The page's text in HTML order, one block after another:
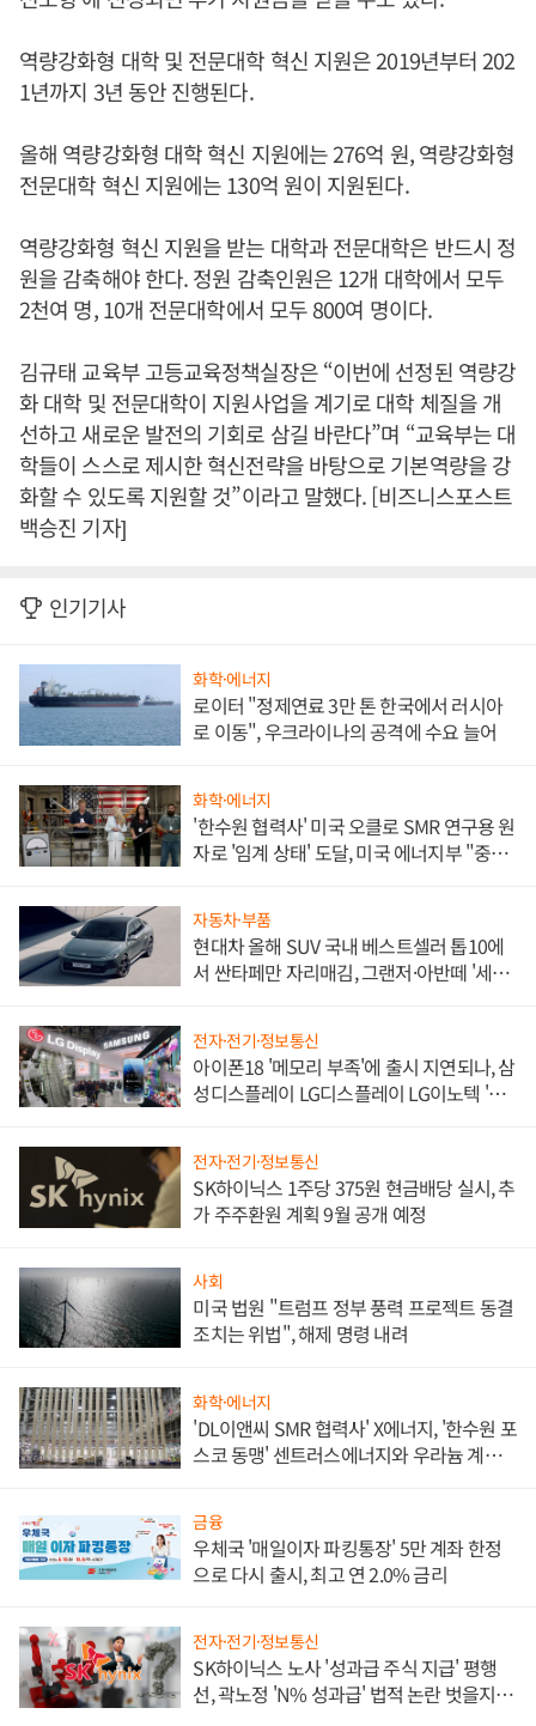
역량강화형 대학 및 전문대학 혁신 지원은 2019년부터 202
1년까지 3년 동안 진행된다.
올해 역량강화형 대학 혁신 지원에는 276억 원, 역량강화형
전문대학 혁신 지원에는 130억 원이 지원된다.
역량강화형 혁신 지원을 받는 대학과 전문대학은 반드시 정
원을 감축해야 한다. 정원 감축인원은 12개 대학에서 모두
2천여 명, 10개 전문대학에서 모두 800여 명이다.
김규태 교육부 고등교육정책실장은 “이번에 선정된 역량강
화 대학 및 전문대학이 지원사업을 계기로 대학 체질을 개
선하고 새로운 발전의 기회로 삼길 바란다”며 “교육부는 대
학들이 스스로 제시한 혁신전략을 바탕으로 기본역량을 강
화할 수 있도록 지원할 것”이라고 말했다. [비즈니스포스트
백승진 기자]
인기기사
화학·에너지
로이터 "정제연료 3만 톤 한국에서 러시아
로 이동", 우크라이나의 공격에 수요 늘어
화학·에너지
'한수원 협력사' 미국 오클로 SMR 연구용 원
자로 '임계 상태' 도달, 미국 에너지부 "중요
자동차·부품
현대차 올해 SUV 국내 베스트셀러 톱10에
서 싼타페만 자리매김, 그랜저·아반떼 '세단
전자·전기·정보통신
아이폰18 '메모리 부족'에 출시 지연되나, 삼
성디스플레이 LG디스플레이 LG이노텍 '탈
전자·전기·정보통신
SK하이닉스 1주당 375원 현금배당 실시, 추
가 주주환원 계획 9월 공개 예정
사회
미국 법원 "트럼프 정부 풍력 프로젝트 동결
조치는 위법", 해제 명령 내려
화학·에너지
'DL이앤씨 SMR 협력사' X에너지, '한수원 포
스코 동맹' 센트러스에너지와 우라늄 계약
금융
우체국 '매일이자 파킹통장' 5만 계좌 한정
으로 다시 출시, 최고 연 2.0% 금리
전자·전기·정보통신
SK하이닉스 노사 '성과급 주식 지급' 평행
선, 곽노정 'N% 성과급' 법적 논란 벗을지 주